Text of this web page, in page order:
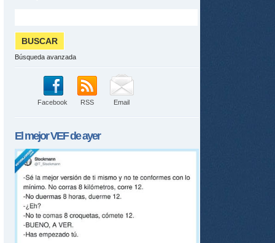
Búsqueda avanzada
Facebook RSS Email
El mejorVEFde ayer